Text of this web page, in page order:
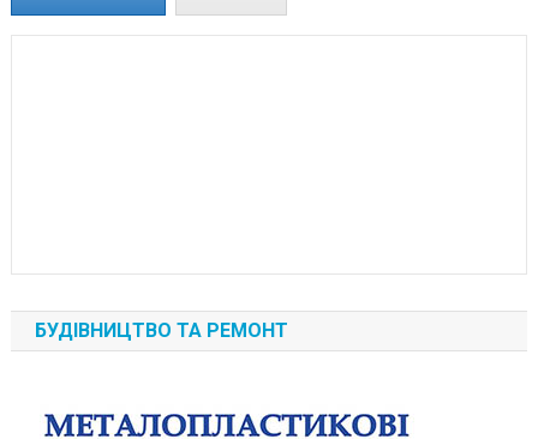
БУДІВНИЦТВО ТА РЕМОНТ